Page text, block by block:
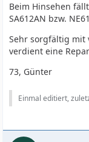
Beim Hinsehen
SA612AN bzw.
Sehr sorgfältig mit
verdient eine
73, Günter
Einmal editiert,